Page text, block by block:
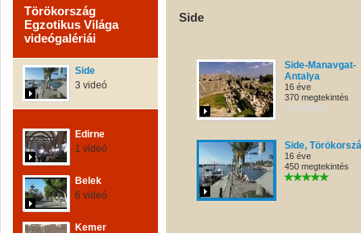
Törökország
Egzotikus Világa
videógalériái
Side
3 videó
Edirne
1 videó
Belek
6 videó
Kemer
Side
Side-Manavgat-
Antalya
16 éve
370 megtekintés
Side,
16 éve
450 megtekintés